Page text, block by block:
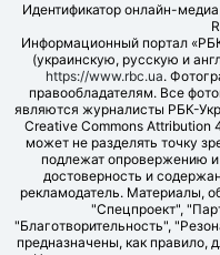
Идентификатор онлайн-
Информационный портал
(украинскую, русскую и
https://www.rbc.ua.
правообладателям. Все
являются журналисты РБК-
Creative Commons Attribution
может не разделять точку
подлежат опровержению
достоверность и
рекламодатель. Материалы,
"Спецпроект",
"Благотворительность",
предназначены, как правило,